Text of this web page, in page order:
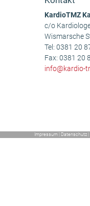
KardioTMZ
c/o
Wismarsche
Tel:0381 20
Fax: 0381 20
info@kardio-
Impressum Datenschutz